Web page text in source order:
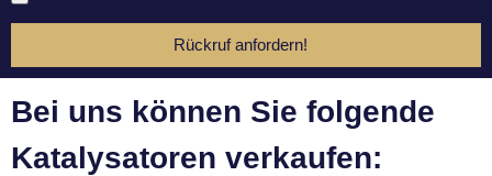
Rückruf anfordern!
Bei uns können Sie folgende
Katalysatoren verkaufen: